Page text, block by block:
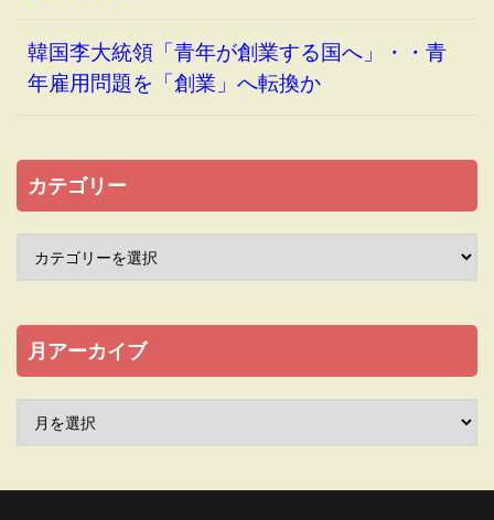
韓国李大統領「青年が創業する国へ」・・青
年雇用問題を「創業」へ転換か
カテゴリー
月アーカイブ